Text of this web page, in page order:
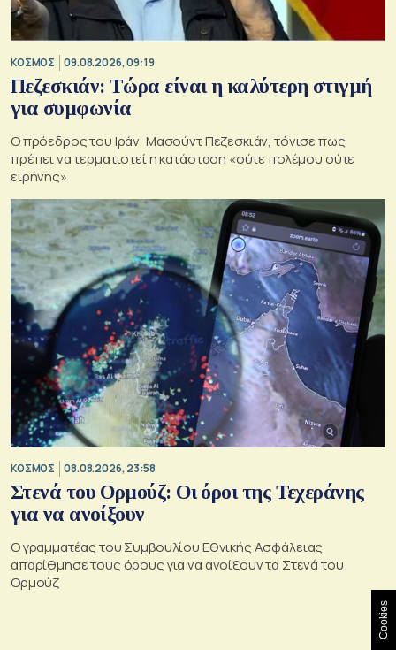
ΚΟΣΜΟΣ 09.08.2026, 09:19
Πεζεσκιάν: Τώρα είναι η καλύτερη στιγμή
για συμφωνία
Ο πρόεδρος του Ιράν, Μασούντ Πεζεσκιάν, τόνισε πως
πρέπει να τερματιστεί η κατάσταση «ούτε πολέμου ούτε
ειρήνης»
ΚΟΣΜΟΣ 08.08.2026, 23:58
Στενά του Ορμούζ: Οι όροι της Τεχεράνης
για να ανοίξουν
Ο γραμματέας του Συμβουλίου Εθνικής Ασφάλειας
απαρίθμησε τους όρους για να ανοίξουν τα Στενά του
Ορμούζ
Cookies